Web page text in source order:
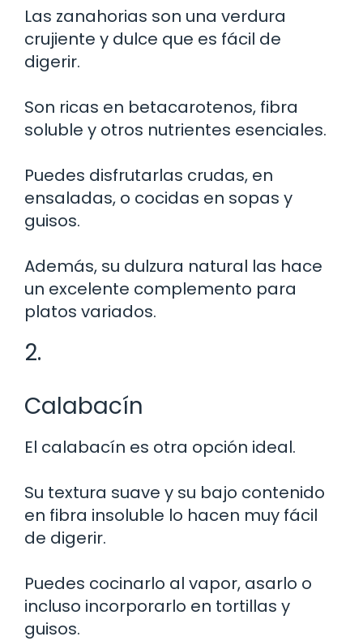
Las zanahorias son una verdura
crujiente y dulce que es fácil de
digerir.
Son ricas en betacarotenos, fibra
soluble y otros nutrientes esenciales.
Puedes disfrutarlas crudas, en
ensaladas, o cocidas en sopas y
guisos.
Además, su dulzura natural las hace
un excelente complemento para
platos variados.
2.
Calabacín
El calabacín es otra opción ideal.
Su textura suave y su bajo contenido
en fibra insoluble lo hacen muy fácil
de digerir.
Puedes cocinarlo al vapor, asarlo o
incluso incorporarlo en tortillas y
guisos.